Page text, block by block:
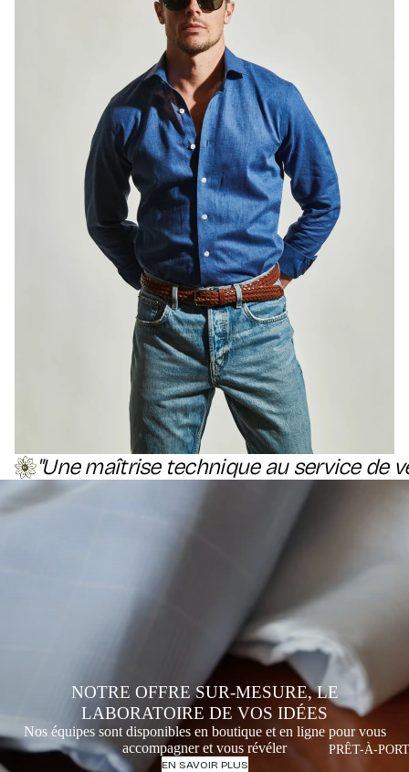
PRÊT-À-
"Une maîtrise technique au service de
NOTRE OFFRE SUR-MESURE, LE
LABORATOIRE DE VOS IDÉES
Nos équipes sont disponibles en boutique et en ligne pour vous
accompagner et vous révéler
EN SAVOIR PLUS